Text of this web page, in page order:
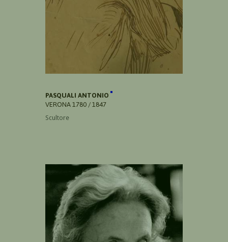
PASQUALI ANTONIO
VERONA 1780 / 1847
Scultore